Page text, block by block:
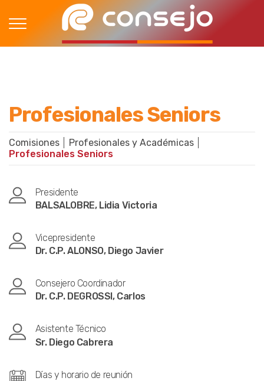
Profesionales Seniors
Comisiones
Profesionales y Académicas
Profesionales Seniors
Presidente
BALSALOBRE, Lidia Victoria
Vicepresidente
Dr. C.P. ALONSO, Diego Javier
Consejero Coordinador
Dr. C.P. DEGROSSI, Carlos
Asistente Técnico
Sr. Diego Cabrera
Días y horario de reunión